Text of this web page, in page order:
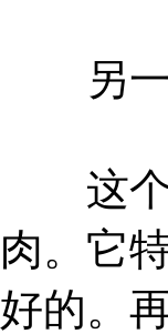
另一
这个
肉。它
好的。